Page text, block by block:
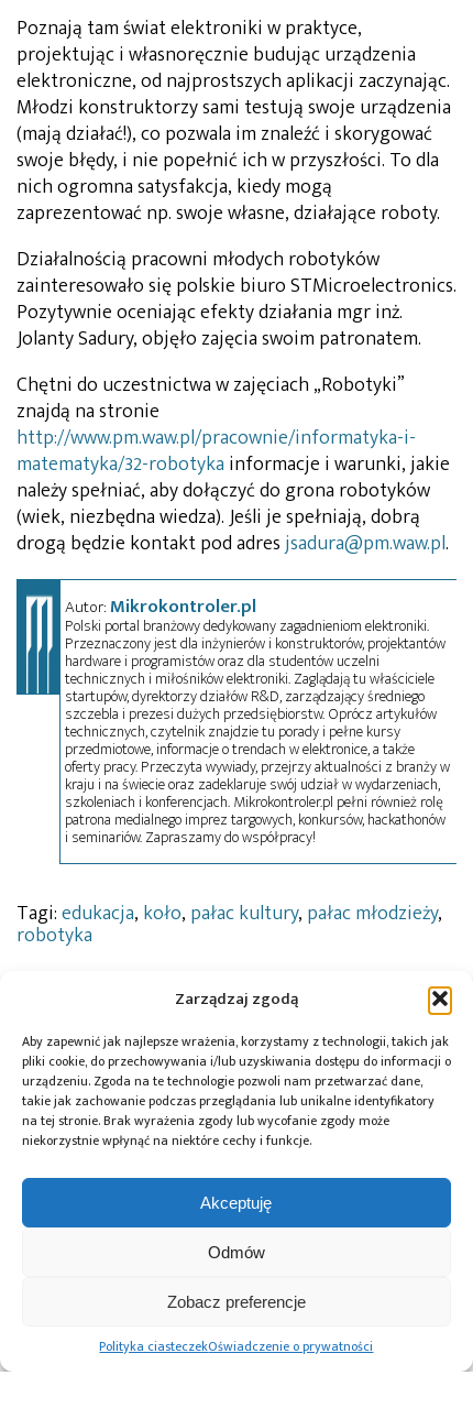
Zarządzaj zgodą
Aby zapewnić jak najlepsze wrażenia, korzystamy z technologii, takich jak
pliki cookie, do przechowywania i/lub uzyskiwania dostępu do informacji o
urządzeniu. Zgoda na te technologie pozwoli nam przetwarzać dane,
takie jak zachowanie podczas przeglądania lub unikalne identyfikatory
na tej stronie. Brak wyrażenia zgody lub wycofanie zgody może
niekorzystnie wpłynąć na niektóre cechy i funkcje.
Akceptuję
Odmów
Zobacz preferencje
Polityka ciasteczekOświadczenie o prywatności
Poznają tam świat elektroniki w praktyce,
projektując i własnoręcznie budując urządzenia
elektroniczne, od najprostszych aplikacji zaczynając.
Młodzi konstruktorzy sami testują swoje urządzenia
(mają działać!), co pozwala im znaleźć i skorygować
swoje błędy, i nie popełnić ich w przyszłości. To dla
nich ogromna satysfakcja, kiedy mogą
zaprezentować np. swoje własne, działające roboty.
Działalnością pracowni młodych robotyków
zainteresowało się polskie biuro STMicroelectronics.
Pozytywnie oceniając efekty działania mgr inż.
Jolanty Sadury, objęło zajęcia swoim patronatem.
Chętni do uczestnictwa w zajęciach „Robotyki”
znajdą na stronie
http://www.pm.waw.pl/pracownie/informatyka-i-
matematyka/32-robotyka informacje i warunki, jakie
należy spełniać, aby dołączyć do grona robotyków
(wiek, niezbędna wiedza). Jeśli je spełniają, dobrą
drogą będzie kontakt pod adresjsadura@pm.waw.pl.
Autor:Mikrokontroler.pl
Polski portal branżowy dedykowany zagadnieniom elektroniki.
Przeznaczony jest dla inżynierów i konstruktorów, projektantów
hardware i programistów oraz dla studentów uczelni
technicznych i miłośników elektroniki. Zaglądają tu właściciele
startupów, dyrektorzy działów R&D, zarządzający średniego
szczebla i prezesi dużych przedsiębiorstw. Oprócz artykułów
technicznych, czytelnik znajdzie tu porady i pełne kursy
przedmiotowe, informacje o trendach w elektronice, a także
oferty pracy. Przeczyta wywiady, przejrzy aktualności z branży w
kraju i na świecie oraz zadeklaruje swój udział w wydarzeniach,
szkoleniach i konferencjach. Mikrokontroler.pl pełni również rolę
patrona medialnego imprez targowych, konkursów, hackathonów
i seminariów. Zapraszamy do współpracy!
Tagi:edukacja, koło, pałac kultury, pałac młodzieży,
robotyka
Przeczytaj również:
prezentują
pamięci masowej
współpracę
z Hailo w zakresie
Edge AI
rozwiązania
danych
AI